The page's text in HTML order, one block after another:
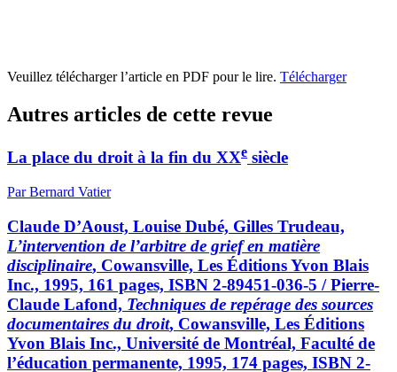
Veuillez télécharger l’article en PDF pour le lire. Télécharger
Autres articles de cette revue
La place du droit à la fin du XXe siècle
Par Bernard Vatier
Claude D’Aoust, Louise Dubé, Gilles Trudeau,
L’intervention de l’arbitre de grief en matière
disciplinaire, Cowansville, Les Éditions Yvon Blais
Inc., 1995, 161 pages, ISBN 2-89451-036-5 / Pierre-
Claude Lafond, Techniques de repérage des sources
documentaires du droit, Cowansville, Les Éditions
Yvon Blais Inc., Université de Montréal, Faculté de
l’éducation permanente, 1995, 174 pages, ISBN 2-